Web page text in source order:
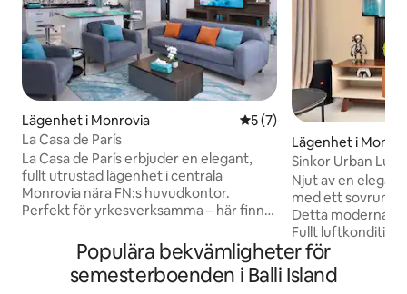
Lägenhet i Monrovia 5 av 5 i genomsnittligt
5 (7)
La Casa de París
La Casa de París erbjuder en elegant,
fullt utrustad lägenhet i centrala
Monrovia nära FN:s huvudkontor.
Perfekt för yrkesverksamma – här finns
SMART-TV och gratis Netflix, ett
amerikanskt kök, en tvättmaskin, ett
mysigt badrum, ett rymligt sovrum,
Lägenhet i
Sinkor Urban Lux
Njut av en
med ett sovrum i
Detta moderna
Fullt
fullt utrustat kök
steg från de
Populära bekvämligheter för
semesterboenden i Balli Island